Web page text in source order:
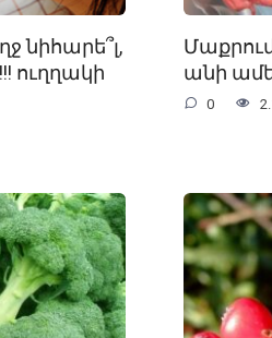
նիհարե՞լ,
ուղղակի
անի
0